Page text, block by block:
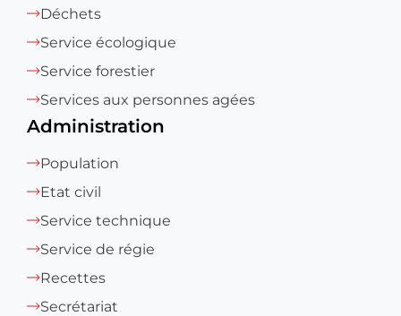
Déchets
Service écologique
Service forestier
Services aux personnes agées
Administration
Population
Etat civil
Service technique
Service de régie
Recettes
Secrétariat